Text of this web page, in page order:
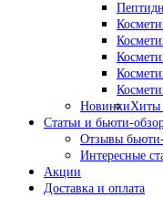
НовинкиХиты
Статьи и бьюти-
Отзывы
Интересные
Акции
Доставка и оплата